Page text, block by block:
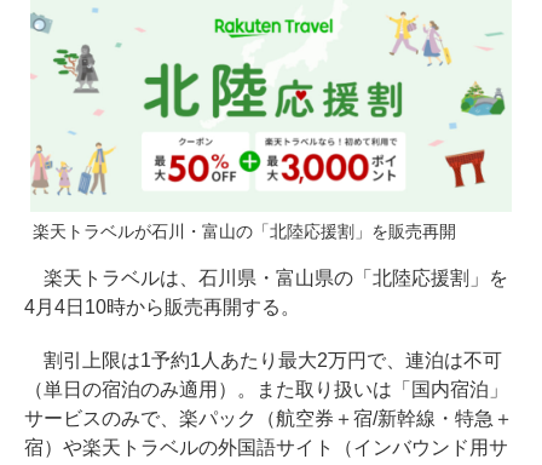
楽天トラベルが石川・富山の「北陸応援割」を販売再開
楽天トラベルは、石川県・富山県の「北陸応援割」を
4月4日10時から販売再開する。
割引上限は1予約1人あたり最大2万円で、連泊は不可
（単日の宿泊のみ適用）。また取り扱いは「国内宿泊」
サービスのみで、楽パック（航空券＋宿/新幹線・特急＋
宿）や楽天トラベルの外国語サイト（インバウンド用サ